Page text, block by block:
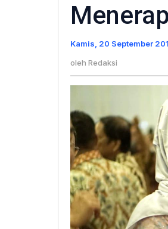
Kamis, 20 September
oleh Redaksi